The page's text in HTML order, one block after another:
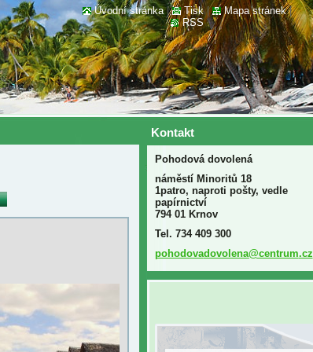
Kontakt
Pohodová dovolená
náměstí Minoritů 18
1patro, naproti pošty, vedle
papírnictví
794 01 Krnov
Tel. 734 409 300
pohodovadovolena@centrum.cz
Úvodní stránka | Tisk | Mapa stránek |
RSS